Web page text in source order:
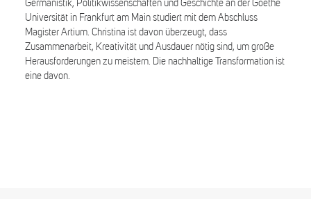
Germanistik, Politikwissenschaften und Geschichte an der Goethe
Universität in Frankfurt am Main studiert mit dem Abschluss
Magister Artium. Christina ist davon überzeugt, dass
Zusammenarbeit, Kreativität und Ausdauer nötig sind, um große
Herausforderungen zu meistern. Die nachhaltige Transformation ist
eine davon.